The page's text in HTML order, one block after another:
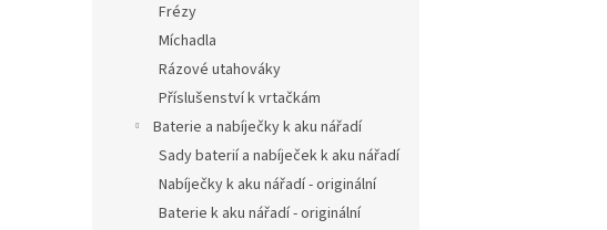
Frézy
Míchadla
Rázové utahováky
Příslušenství k vrtačkám
Baterie a nabíječky k aku nářadí
Sady baterií a nabíječek k aku nářadí
Nabíječky k aku nářadí - originální
Baterie k aku nářadí - originální